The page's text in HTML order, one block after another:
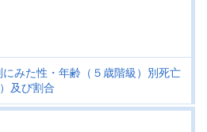
にみた性・年齢（５歳階級）別死亡
及び割合